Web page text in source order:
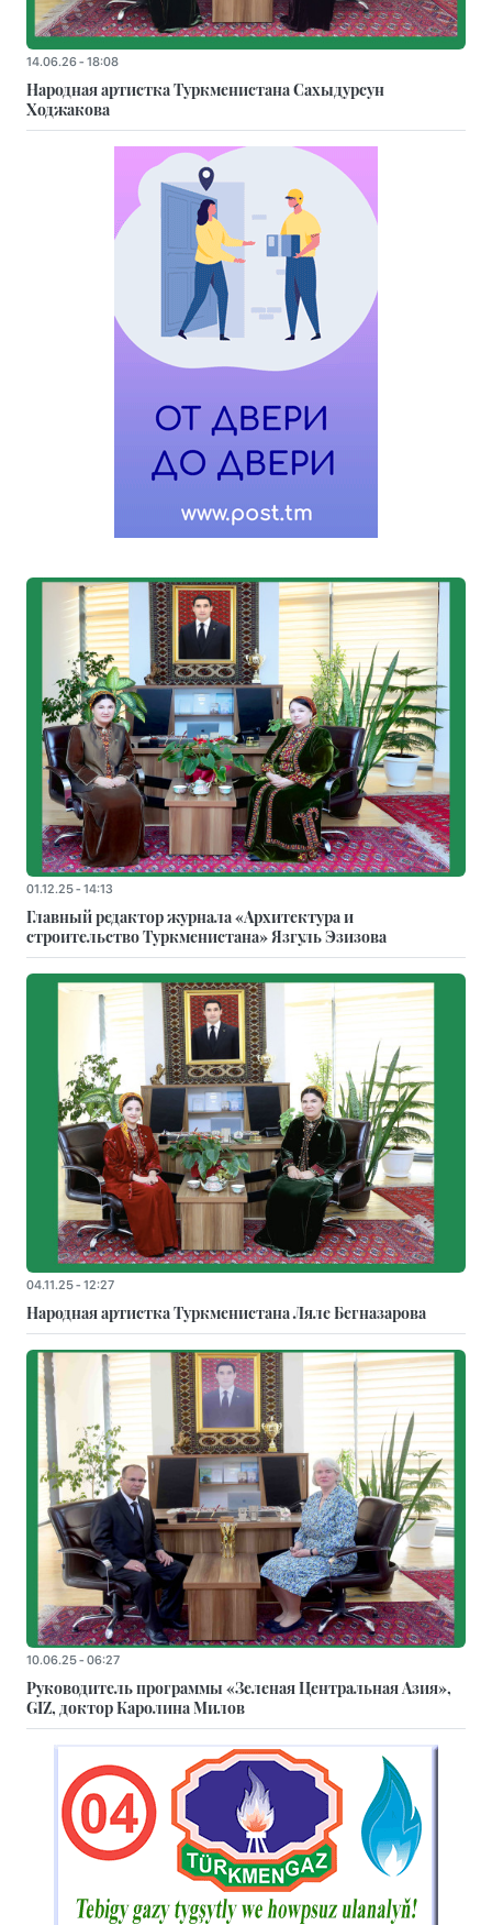
14.06.26 - 18:08
Народная артистка Туркменистана Сахыдурсун
Ходжакова
01.12.25 - 14:13
Главный редактор журнала «Архитектура и
строительство Туркменистана» Язгуль Эзизова
04.11.25 - 12:27
Народная артистка Туркменистана Ляле Бегназарова
10.06.25 - 06:27
Руководитель программы «Зеленая Центральная Азия»,
GIZ, доктор Каролина Милов